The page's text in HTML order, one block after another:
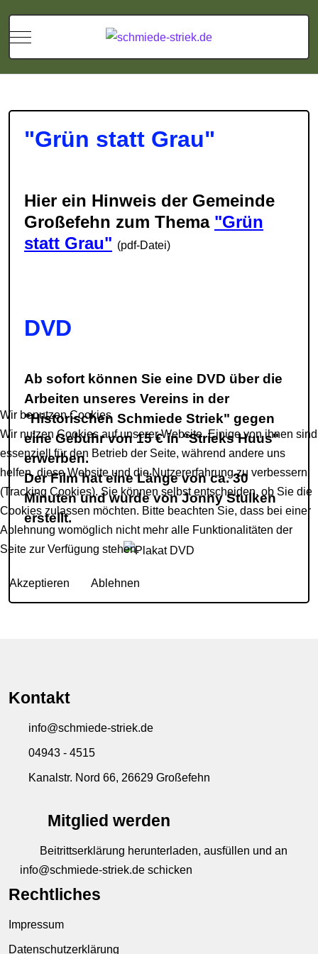
Mobile Menu Toggle
"Grün statt Grau"
Hier ein Hinweis der Gemeinde
Großefehn zum Thema "Grün
statt Grau" (pdf-Datei)
DVD
Ab sofort können Sie eine DVD über die
Arbeiten unseres Vereins in der
"Historischen Schmiede Striek" gegen
eine Gebühr von 15 € in "Strieks Huus"
erwerben.
Der Film hat eine Länge von ca. 30
Minuten und wurde von Jonny Stulken
erstellt.
Kontakt
info@schmiede-striek.de
04943 - 4515
Kanalstr. Nord 66, 26629 Großefehn
Mitglied werden
Beitrittserklärung herunterladen, ausfüllen und an
info@schmiede-striek.de schicken
Rechtliches
Impressum
Datenschutzerklärung
Wir benutzen Cookies
Wir nutzen Cookies auf unserer Website. Einige von ihnen sind
essenziell für den Betrieb der Seite, während andere uns
helfen, diese Website und die Nutzererfahrung zu verbessern
(Tracking Cookies). Sie können selbst entscheiden, ob Sie die
Cookies zulassen möchten. Bitte beachten Sie, dass bei einer
Ablehnung womöglich nicht mehr alle Funktionalitäten der
Seite zur Verfügung stehen.
Akzeptieren Ablehnen